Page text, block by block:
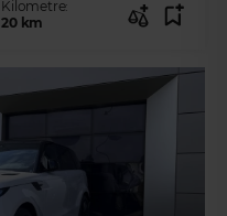
Kilometre:
20 km